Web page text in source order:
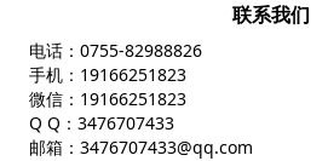
联系我们
电话： 0755-82988826
手机： 19166251823
微信： 19166251823
Q Q： 3476707433
邮箱： 3476707433@qq.com